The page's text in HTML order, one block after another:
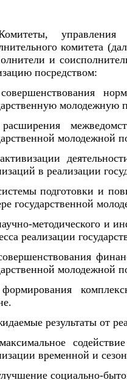
управления
комитета
и
посредством:
молодежную
молодежной
в реализации
подготовки и
государственной
методического и
реализации
молодежной
результаты от
временной и
социально-